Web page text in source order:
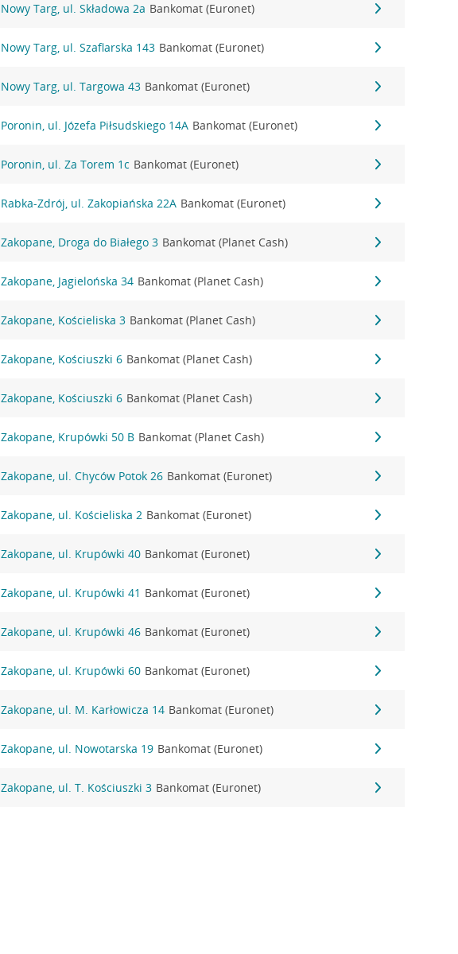
Nowy Targ, ul. Składowa 2a Bankomat (Euronet)
Nowy Targ, ul. Szaflarska 143 Bankomat (Euronet)
Nowy Targ, ul. Targowa 43 Bankomat (Euronet)
Poronin, ul. Józefa Piłsudskiego 14A Bankomat (Euronet)
Poronin, ul. Za Torem 1c Bankomat (Euronet)
Rabka-Zdrój, ul. Zakopiańska 22A Bankomat (Euronet)
Zakopane, Droga do Białego 3 Bankomat (Planet Cash)
Zakopane, Jagielońska 34 Bankomat (Planet Cash)
Zakopane, Kościeliska 3 Bankomat (Planet Cash)
Zakopane, Kościuszki 6 Bankomat (Planet Cash)
Zakopane, Kościuszki 6 Bankomat (Planet Cash)
Zakopane, Krupówki 50 B Bankomat (Planet Cash)
Zakopane, ul. Chyców Potok 26 Bankomat (Euronet)
Zakopane, ul. Kościeliska 2 Bankomat (Euronet)
Zakopane, ul. Krupówki 40 Bankomat (Euronet)
Zakopane, ul. Krupówki 41 Bankomat (Euronet)
Zakopane, ul. Krupówki 46 Bankomat (Euronet)
Zakopane, ul. Krupówki 60 Bankomat (Euronet)
Zakopane, ul. M. Karłowicza 14 Bankomat (Euronet)
Zakopane, ul. Nowotarska 19 Bankomat (Euronet)
Zakopane, ul. T. Kościuszki 3 Bankomat (Euronet)